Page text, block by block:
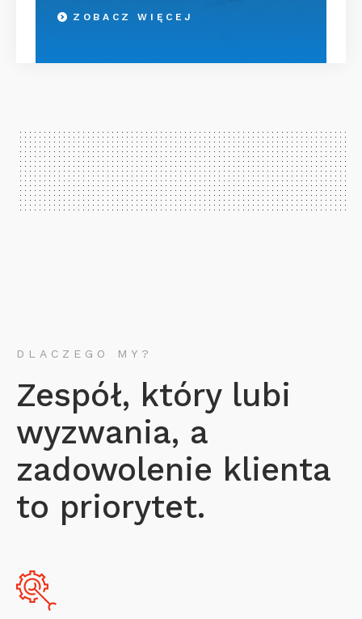
ZOBACZ WIĘCEJ
DLACZEGO MY?
Zespół, który lubi
wyzwania, a
zadowolenie klienta
to priorytet.